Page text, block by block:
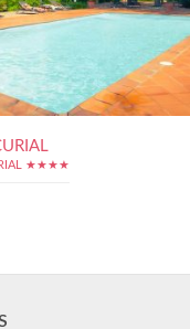
★★★★